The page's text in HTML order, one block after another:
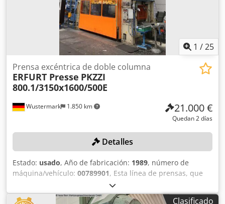
1 /25
Wustermark 1.850 km
Prensa excéntrica de doble columna
ERFURT Presse PKZZI
800.1/3150x1600/500E
21.000 €
Quedan 2 días
Detalles
Estado: usado, Año de fabricación: 1989, número de
máquina/vehículo: 00789901, Esta línea de prensas, que
incluye una prensa ERFURT, modelo PKZZI
800.1/3150x1600/500E, así como un sistema de avance por
Clasificado